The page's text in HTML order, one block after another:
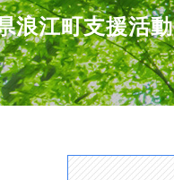
浪江町支援活動